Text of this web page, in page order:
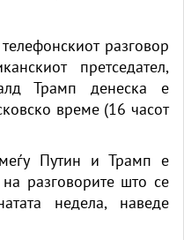
разговор
претседател,
Трамп денеска е
време (16 часот
Путин и Трамп е
разговорите што се
недела, наведе